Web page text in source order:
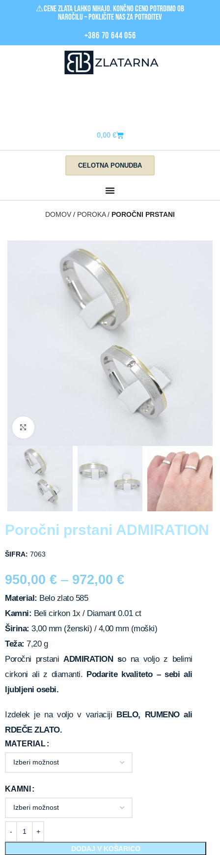
⚠️Cene zlata LAHKO nihajo. Končno ceno potrdimo ob
naročilu – pokličite nas za POTRDITEV
+386 70 644 056
0,00 €
CELOTNA PONUDBA
DOMOV POROKA POROČNI PRSTANI
Poročni prstani ADMIRATION
ŠIFRA: 7063
950,00 € – 972,00 €
Material: Belo zlato 585
Kamni: Beli cirkon 1x / Diamant 0.01 ct
Širina: 3,00 mm (ženski) / 4,00 mm (moški)
Teža: 7,20 g
Poročni prstani ADMIRATION so na voljo z belimi
cirkoni ali z diamanti. Podarite kvaliteto – sebi ali
ljubljeni osebi.
Izdelek je na voljo v variaciji BELO, RUMENO ali
RDEČE ZLATO.
MATERIAL
KAMNI
DODAJ V KOŠARICO